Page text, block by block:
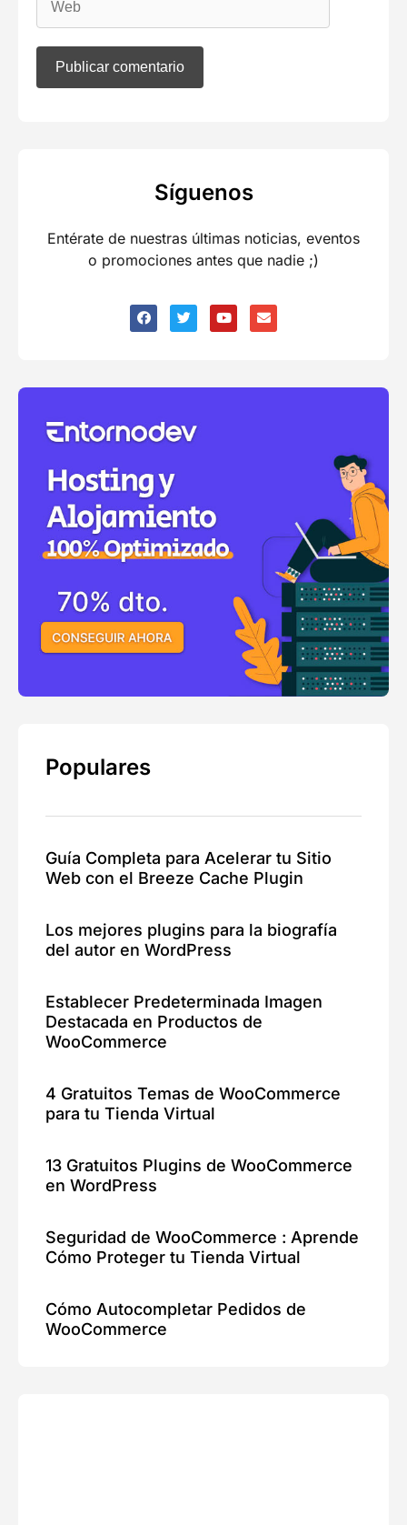
Síguenos
Entérate de nuestras últimas noticias, eventos
o promociones antes que nadie ;)
Populares
Guía Completa para Acelerar tu Sitio
Web con el Breeze Cache Plugin
Los mejores plugins para la biografía
del autor en WordPress
Establecer Predeterminada Imagen
Destacada en Productos de
WooCommerce
4 Gratuitos Temas de WooCommerce
para tu Tienda Virtual
13 Gratuitos Plugins de WooCommerce
en WordPress
Seguridad de WooCommerce : Aprende
Cómo Proteger tu Tienda Virtual
Cómo Autocompletar Pedidos de
WooCommerce